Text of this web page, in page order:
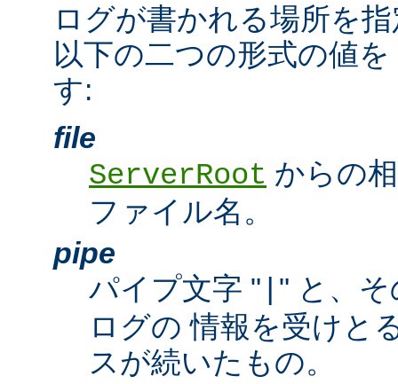
ログが書かれる場所を
以下の二つの形式の値
す:
file
ServerRoot からの
ファイル名。
pipe
パイプ文字 " " と、
ログの 情報を受けと
スが続いたもの。